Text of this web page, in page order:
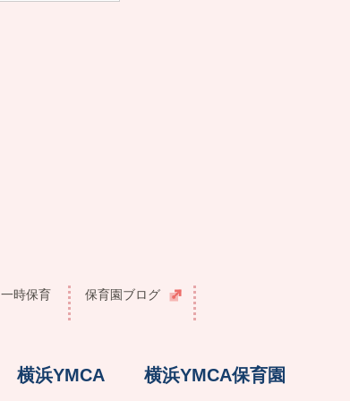
一時保育 保育園ブログ
横浜YMCA 横浜YMCA保育園